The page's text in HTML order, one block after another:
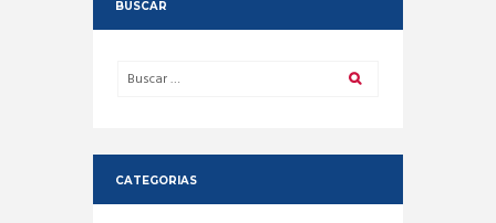
BUSCAR
CATEGORIAS